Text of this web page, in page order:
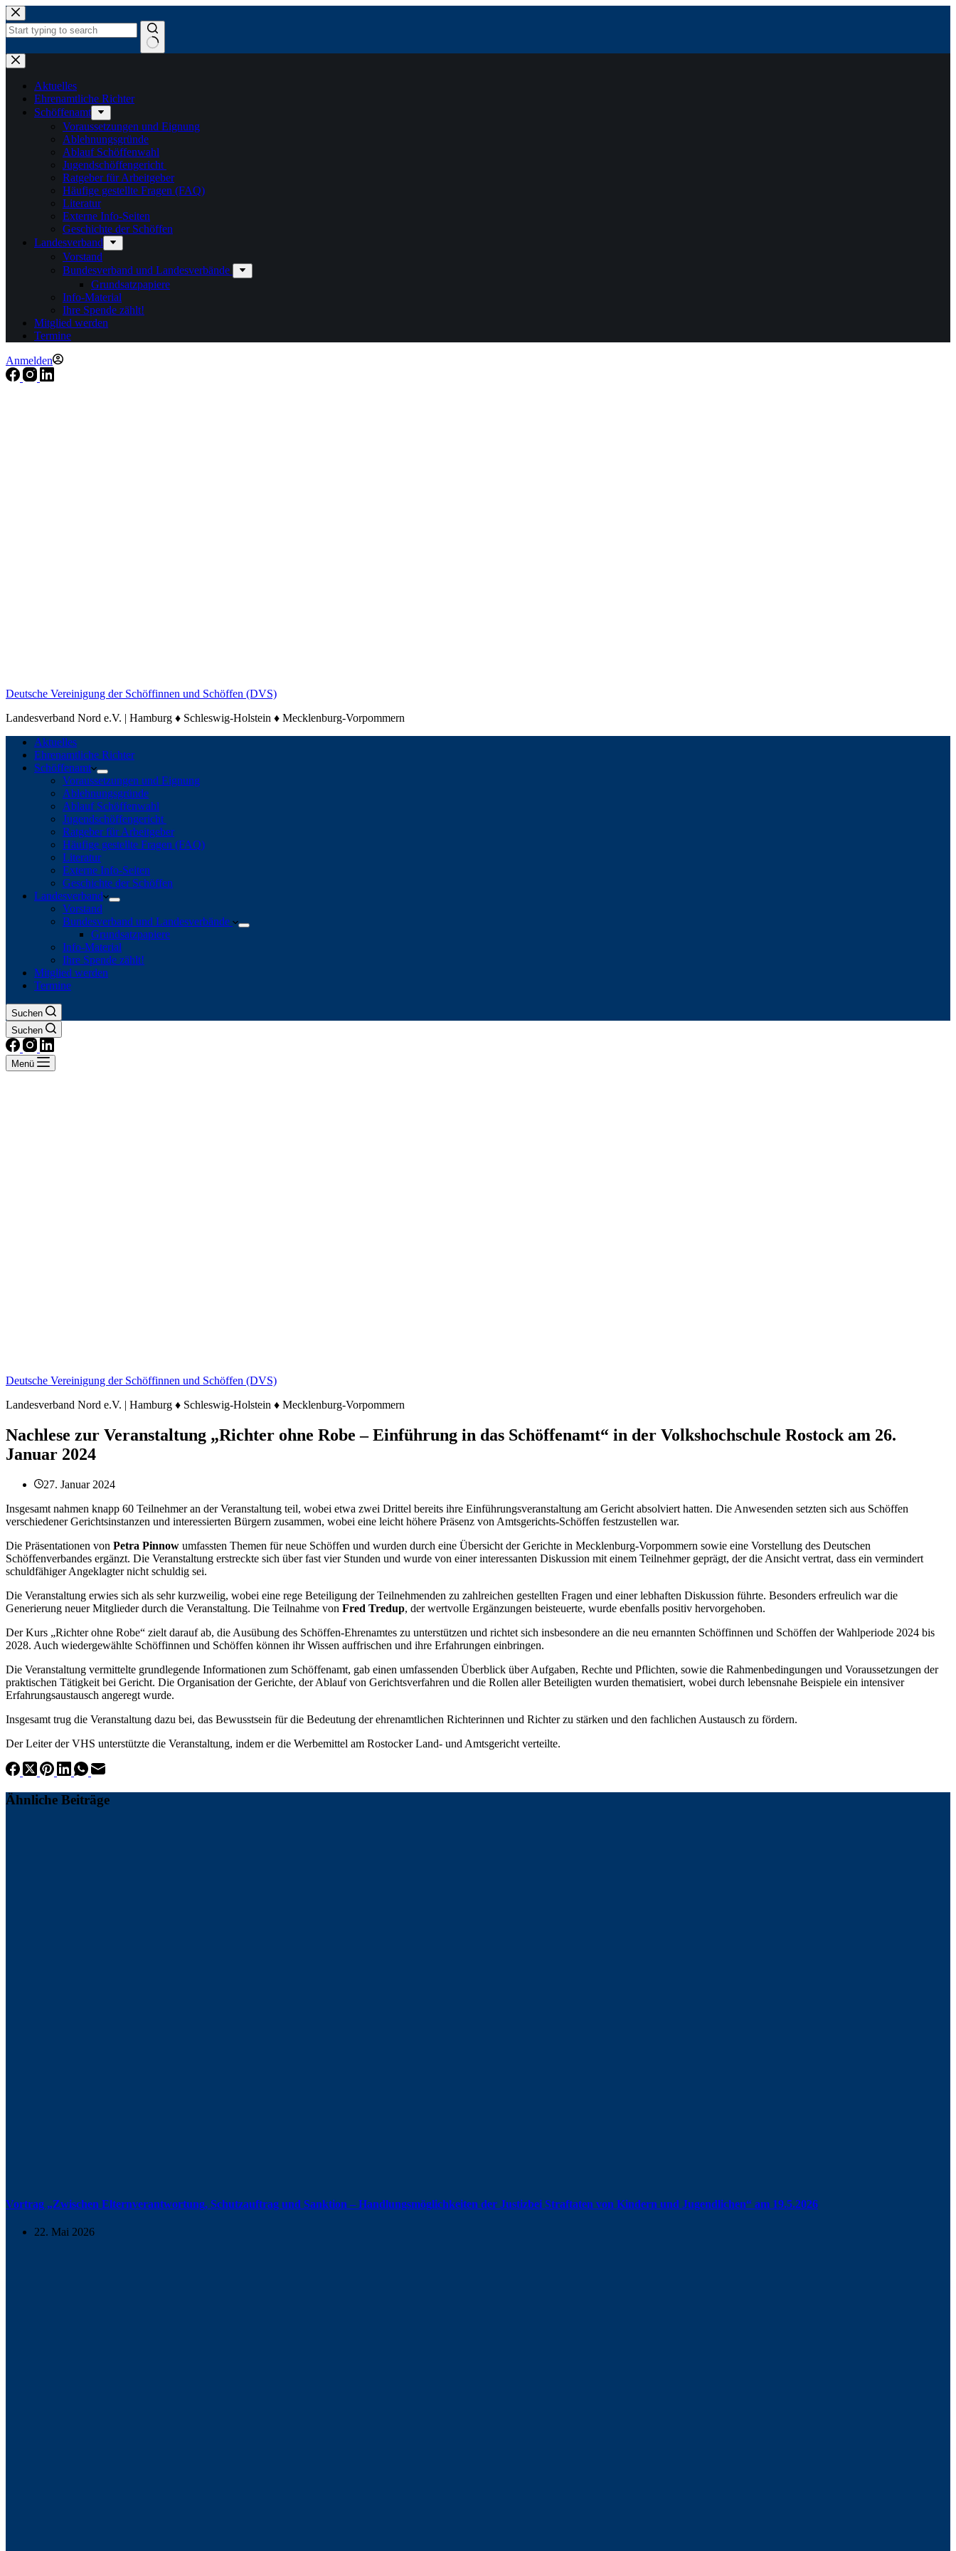
Zum
Inhalt
springen
Keine
Ergebnisse
Aktuelles
Ehrenamtliche Richter
Schöffenamt
Voraussetzungen und Eignung
Ablehnungsgründe
Ablauf Schöffenwahl
Jugendschöffengericht
Ratgeber für Arbeitgeber
Häufige gestellte Fragen (FAQ)
Literatur
Externe Info-Seiten
Geschichte der Schöffen
Landesverband
Vorstand
Bundesverband und Landesverbände
Grundsatzpapiere
Info-Material
Ihre Spende zählt!
Mitglied werden
Termine
Anmelden
Deutsche Vereinigung der Schöffinnen und Schöffen (DVS)
Landesverband Nord e.V. | Hamburg ♦ Schleswig-Holstein ♦ Mecklenburg-Vorpommern
Aktuelles
Ehrenamtliche Richter
Schöffenamt
Voraussetzungen und Eignung
Ablehnungsgründe
Ablauf Schöffenwahl
Jugendschöffengericht
Ratgeber für Arbeitgeber
Häufige gestellte Fragen (FAQ)
Literatur
Externe Info-Seiten
Geschichte der Schöffen
Landesverband
Vorstand
Bundesverband und Landesverbände
Grundsatzpapiere
Info-Material
Ihre Spende zählt!
Mitglied werden
Termine
Suchen
Suchen
Menü
Deutsche Vereinigung der Schöffinnen und Schöffen (DVS)
Landesverband Nord e.V. | Hamburg ♦ Schleswig-Holstein ♦ Mecklenburg-Vorpommern
Nachlese zur Veranstaltung „Richter ohne Robe – Einführung in das Schöffenamt“ in der Volkshochschule Rostock am 26.
Januar 2024
27. Januar 2024
Insgesamt nahmen knapp 60 Teilnehmer an der Veranstaltung teil, wobei etwa zwei Drittel bereits ihre Einführungsveranstaltung am Gericht absolviert hatten. Die Anwesenden setzten sich aus Schöffen
verschiedener Gerichtsinstanzen und interessierten Bürgern zusammen, wobei eine leicht höhere Präsenz von Amtsgerichts-Schöffen festzustellen war.
Die Präsentationen von Petra Pinnow umfassten Themen für neue Schöffen und wurden durch eine Übersicht der Gerichte in Mecklenburg-Vorpommern sowie eine Vorstellung des Deutschen
Schöffenverbandes ergänzt. Die Veranstaltung erstreckte sich über fast vier Stunden und wurde von einer interessanten Diskussion mit einem Teilnehmer geprägt, der die Ansicht vertrat, dass ein vermindert
schuldfähiger Angeklagter nicht schuldig sei.
Die Veranstaltung erwies sich als sehr kurzweilig, wobei eine rege Beteiligung der Teilnehmenden zu zahlreichen gestellten Fragen und einer lebhaften Diskussion führte. Besonders erfreulich war die
Generierung neuer Mitglieder durch die Veranstaltung. Die Teilnahme von Fred Tredup, der wertvolle Ergänzungen beisteuerte, wurde ebenfalls positiv hervorgehoben.
Der Kurs „Richter ohne Robe“ zielt darauf ab, die Ausübung des Schöffen-Ehrenamtes zu unterstützen und richtet sich insbesondere an die neu ernannten Schöffinnen und Schöffen der Wahlperiode 2024 bis
2028. Auch wiedergewählte Schöffinnen und Schöffen können ihr Wissen auffrischen und ihre Erfahrungen einbringen.
Die Veranstaltung vermittelte grundlegende Informationen zum Schöffenamt, gab einen umfassenden Überblick über Aufgaben, Rechte und Pflichten, sowie die Rahmenbedingungen und Voraussetzungen der
praktischen Tätigkeit bei Gericht. Die Organisation der Gerichte, der Ablauf von Gerichtsverfahren und die Rollen aller Beteiligten wurden thematisiert, wobei durch lebensnahe Beispiele ein intensiver
Erfahrungsaustausch angeregt wurde.
Insgesamt trug die Veranstaltung dazu bei, das Bewusstsein für die Bedeutung der ehrenamtlichen Richterinnen und Richter zu stärken und den fachlichen Austausch zu fördern.
Der Leiter der VHS unterstützte die Veranstaltung, indem er die Werbemittel am Rostocker Land- und Amtsgericht verteilte.
Ähnliche Beiträge
Vortrag „Zwischen Elternverantwortung, Schutzauftrag und Sanktion – Handlungsmöglichkeiten der Justizbei Straftaten von Kindern und Jugendlichen“ am 19.5.2026
22. Mai 2026